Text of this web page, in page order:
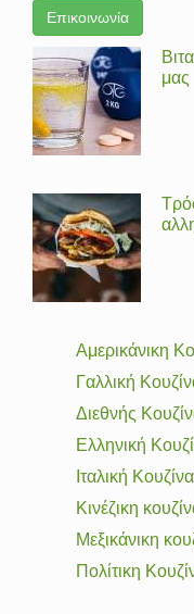
Επικοινωνία
μας
Αμερικάνικη
Γαλλική
Διεθνής
Ελληνική
Ιταλική Κουζίνα
Κινέζικη
Μεξικάνικη
Πολίτικη